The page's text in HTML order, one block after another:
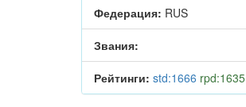
Федерация: RUS
Звания:
Рейтинги: std:1666 rpd:1635